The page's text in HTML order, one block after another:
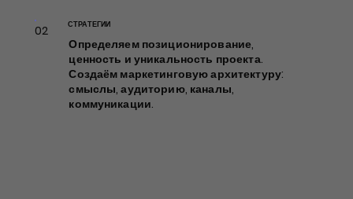
02 ФИНАНСОВАЯ ЭКСПЕРТИЗА
02 СТРАТЕГИИ
Определяем позиционирование,
ценность и уникальность проекта.
Создаём маркетинговую архитектуру:
смыслы, аудиторию, каналы,
коммуникации.